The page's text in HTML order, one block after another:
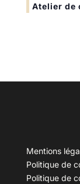
Atelier de
Mentions
Politique de
Politique de